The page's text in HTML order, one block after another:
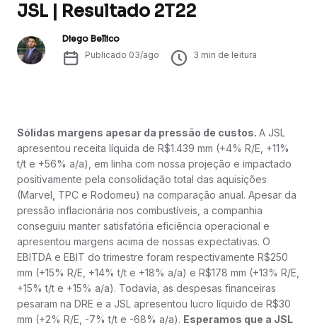
JSL | Resultado 2T22
Diego Bellico
Publicado 03/ago 3 min de leitura
Sólidas margens apesar da pressão de custos. A JSL
apresentou receita líquida de R$1.439 mm (+4% R/E, +11%
t/t e +56% a/a), em linha com nossa projeção e impactado
positivamente pela consolidação total das aquisições
(Marvel, TPC e Rodomeu) na comparação anual. Apesar da
pressão inflacionária nos combustíveis, a companhia
conseguiu manter satisfatória eficiência operacional e
apresentou margens acima de nossas expectativas. O
EBITDA e EBIT do trimestre foram respectivamente R$250
mm (+15% R/E, +14% t/t e +18% a/a) e R$178 mm (+13% R/E,
+15% t/t e +15% a/a). Todavia, as despesas financeiras
pesaram na DRE e a JSL apresentou lucro líquido de R$30
mm (+2% R/E, -7% t/t e -68% a/a). Esperamos que a JSL